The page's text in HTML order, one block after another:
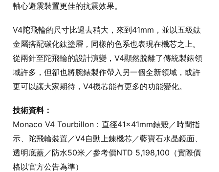
軸心避震裝置更佳的抗震效果。
V4陀飛輪的尺寸比過去稍大，來到41mm，並以五級鈦
金屬搭配碳化鈦塗層，同樣的色系也表現在機芯之上。
從兩針至陀飛輪的設計演變，V4顯然脫離了傳統製錶領
域許多，但卻也將腕錶製作帶入另一個全新領域，或許
更可以讓大家期待，V4機芯能有更多的功能變化。
技術資料：
Monaco V4 Tourbillon：直徑41×41mm錶殼／時間指
示、陀飛輪裝置／V4自動上鍊機芯／藍寶石水晶鏡面、
透明底蓋／防水50米／參考價NTD 5,198,100（實際價
格以官方公告為準）